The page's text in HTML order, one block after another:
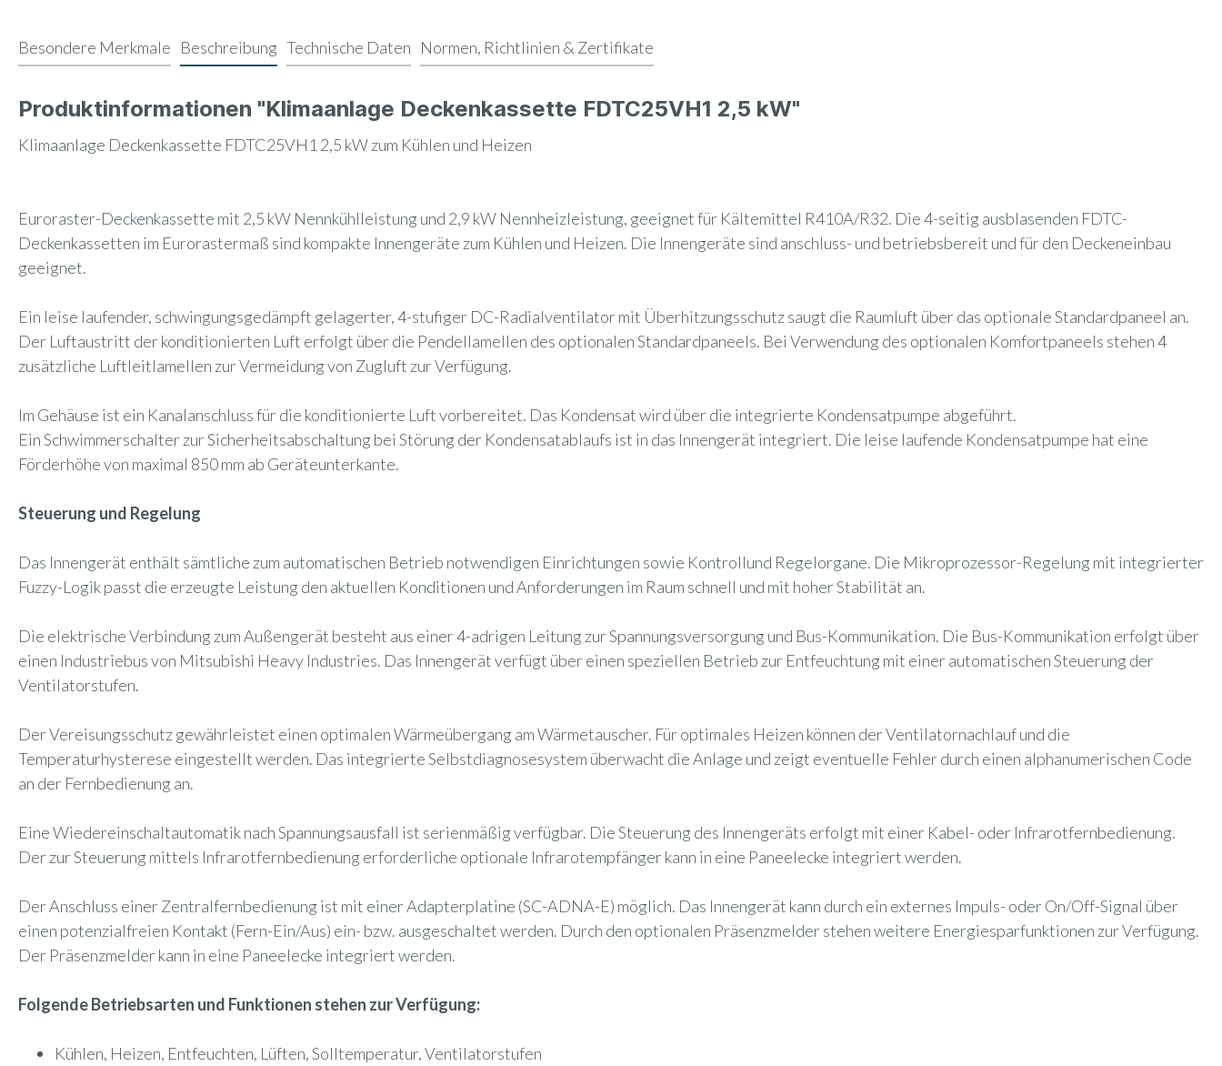
Besondere Merkmale Beschreibung Technische Daten Normen, Richtlinien & Zertifikate
Produktinformationen "Klimaanlage Deckenkassette FDTC25VH1 2,5 kW"
Klimaanlage Deckenkassette FDTC25VH1 2,5 kW zum Kühlen und Heizen
Euroraster-Deckenkassette mit 2,5 kW Nennkühlleistung und 2,9 kW Nennheizleistung, geeignet für Kältemittel R410A/R32. Die 4-seitig ausblasenden FDTC-
Deckenkassetten im Eurorastermaß sind kompakte Innengeräte zum Kühlen und Heizen. Die Innengeräte sind anschluss- und betriebsbereit und für den Deckeneinbau
geeignet.
Ein leise laufender, schwingungsgedämpft gelagerter, 4-stufiger DC-Radialventilator mit Überhitzungsschutz saugt die Raumluft über das optionale Standardpaneel an.
Der Luftaustritt der konditionierten Luft erfolgt über die Pendellamellen des optionalen Standardpaneels. Bei Verwendung des optionalen Komfortpaneels stehen 4
zusätzliche Luftleitlamellen zur Vermeidung von Zugluft zur Verfügung.
Im Gehäuse ist ein Kanalanschluss für die konditionierte Luft vorbereitet. Das Kondensat wird über die integrierte Kondensatpumpe abgeführt.
Ein Schwimmerschalter zur Sicherheitsabschaltung bei Störung der Kondensatablaufs ist in das Innengerät integriert. Die leise laufende Kondensatpumpe hat eine
Förderhöhe von maximal 850 mm ab Geräteunterkante.
Steuerung und Regelung
Das Innengerät enthält sämtliche zum automatischen Betrieb notwendigen Einrichtungen sowie Kontrollund Regelorgane. Die Mikroprozessor-Regelung mit integrierter
Fuzzy-Logik passt die erzeugte Leistung den aktuellen Konditionen und Anforderungen im Raum schnell und mit hoher Stabilität an.
Die elektrische Verbindung zum Außengerät besteht aus einer 4-adrigen Leitung zur Spannungsversorgung und Bus-Kommunikation. Die Bus-Kommunikation erfolgt über
einen Industriebus von Mitsubishi Heavy Industries. Das Innengerät verfügt über einen speziellen Betrieb zur Entfeuchtung mit einer automatischen Steuerung der
Ventilatorstufen.
Der Vereisungsschutz gewährleistet einen optimalen Wärmeübergang am Wärmetauscher. Für optimales Heizen können der Ventilatornachlauf und die
Temperaturhysterese eingestellt werden. Das integrierte Selbstdiagnosesystem überwacht die Anlage und zeigt eventuelle Fehler durch einen alphanumerischen Code
an der Fernbedienung an.
Eine Wiedereinschaltautomatik nach Spannungsausfall ist serienmäßig verfügbar. Die Steuerung des Innengeräts erfolgt mit einer Kabel- oder Infrarotfernbedienung.
Der zur Steuerung mittels Infrarotfernbedienung erforderliche optionale Infrarotempfänger kann in eine Paneelecke integriert werden.
Der Anschluss einer Zentralfernbedienung ist mit einer Adapterplatine (SC-ADNA-E) möglich. Das Innengerät kann durch ein externes Impuls- oder On/Off-Signal über
einen potenzialfreien Kontakt (Fern-Ein/Aus) ein- bzw. ausgeschaltet werden. Durch den optionalen Präsenzmelder stehen weitere Energiesparfunktionen zur Verfügung.
Der Präsenzmelder kann in eine Paneelecke integriert werden.
Folgende Betriebsarten und Funktionen stehen zur Verfügung:
Kühlen, Heizen, Entfeuchten, Lüften, Solltemperatur, Ventilatorstufen